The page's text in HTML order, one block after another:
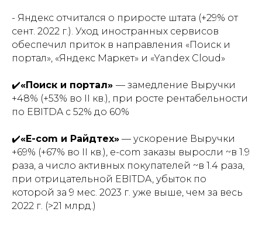
- Яндекс отчитался о приросте штата (+29% от
сент. 2022 г.). Уход иностранных сервисов
обеспечил приток в направления «Поиск и
портал», «Яндекс Маркет» и «Yandex Cloud»
✔️«Поиск и портал» — замедление Выручки
+48% (+53% во II кв.), при росте рентабельности
по EBITDA с 52% до 60%
✔️«E-com и Райдтех» — ускорение Выручки
+69% (+67% во II кв.), e-com заказы выросли ~в 1.9
раза, а число активных покупателей ~в 1.4 раза,
при отрицательной EBITDA, убыток по
которой за 9 мес. 2023 г. уже выше, чем за весь
2022 г. (>21 млрд.)